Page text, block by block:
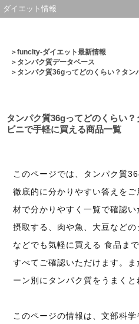
ダイエット情報
＞funcity-ダイエット最新情報
＞ タンパク質データベース
タンパク質36gってどのくらい
ビニで手軽に買える商品一覧
このページでは、タンパク質
徹底的に分かりやすい答えを
材で分かりやすく一覧で確認
摂取する、肉や魚、大豆など
などでも気軽に買える 食品ま
すべてご確認いただけます。
ーン別にタンパク質をうまくと
このページの情報は、文部科